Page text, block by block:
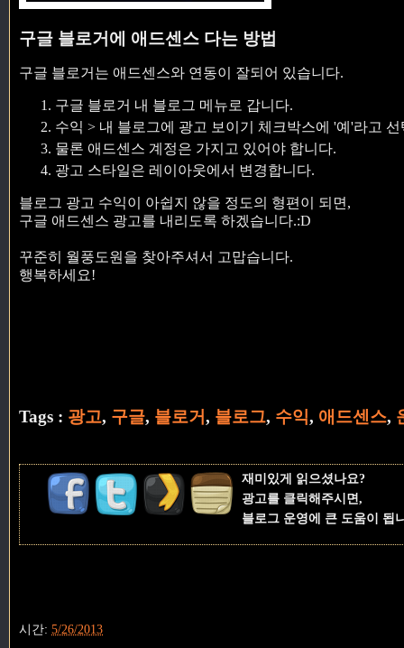
구글 블로거에 애드센스 다는 방법
구글 블로거는 애드센스와 연동이 잘되어 있습니다.
구글 블로거 내 블로그 메뉴로 갑니다.
수익 > 내 블로그에 광고 보이기 체크박스에 '예'라고
물론 애드센스 계정은 가지고 있어야 합니다.
광고 스타일은 레이아웃에서 변경합니다.
블로그 광고 수익이 아쉽지 않을 정도의 형편이 되면,
구글 애드센스 광고를 내리도록 하겠습니다.:D
꾸준히 월풍도원을 찾아주셔서 고맙습니다.
행복하세요!
Tags : 광고, 구글, 블로거, 블로그, 수익, 애드센스,
재미있게 읽으셨나요?
광고를 클릭해주시면,
블로그 운영에 큰 도움이 됩
시간: 5/26/2013